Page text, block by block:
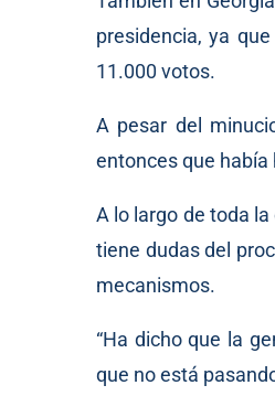
presidencia, ya
11.000 votos.
A pesar del
entonces que había
A lo largo de toda
tiene dudas del
mecanismos.
“Ha dicho que la
que no está